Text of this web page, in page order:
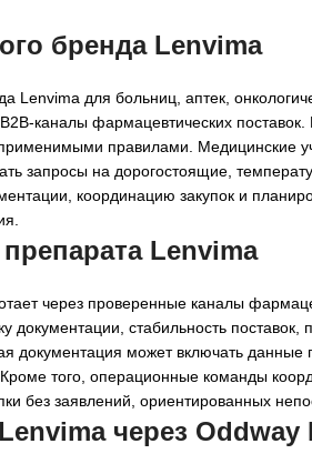
бренда Lenvima
Lenvima для больниц, аптек,
каналы фармацевтических
правилами. Медицинские
запросы на дорогостоящие,
координацию закупок и
Lenvima
через проверенные каналы
стабильность поставок,
документация может включать
того, операционные команды
без заявлений, ориентированных
через Oddway